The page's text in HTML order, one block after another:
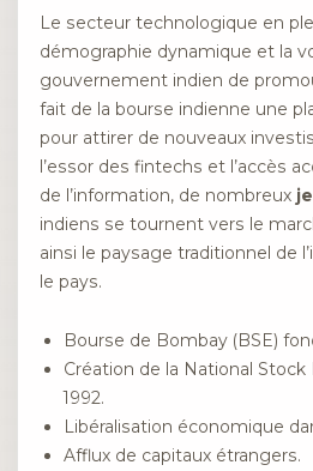
Le secteur technologique en
démographie dynamique et la
gouvernement indien de
fait de la bourse indienne une
pour attirer de nouveaux
l’essor des fintechs et l’accès
de l’information, de nombreux
indiens se tournent vers le
ainsi le paysage traditionnel de
le pays.
Bourse de Bombay (BSE)
Création de la National Stock
1992.
Libéralisation économique
Afflux de capitaux étrangers.